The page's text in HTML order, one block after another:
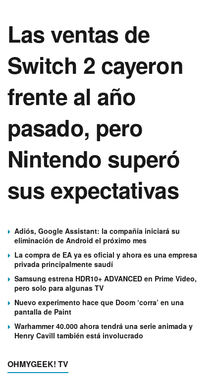
Las ventas de
Switch 2 cayeron
frente al año
pasado, pero
Nintendo superó
sus expectativas
Adiós, Google Assistant: la compañía iniciará su
eliminación de Android el próximo mes
La compra de EA ya es oficial y ahora es una empresa
privada principalmente saudí
Samsung estrena HDR10+ ADVANCED en Prime Video,
pero solo para algunas TV
Nuevo experimento hace que Doom ‘corra’ en una
pantalla de Paint
Warhammer 40.000 ahora tendrá una serie animada y
Henry Cavill también está involucrado
OHMYGEEK! TV